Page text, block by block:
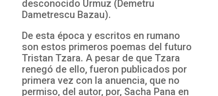
desconocido Urmuz (Demetru
Dametrescu Bazau).
De esta época y escritos en rumano
son estos primeros poemas del futuro
Tristan Tzara. A pesar de que Tzara
renegó de ello, fueron publicados por
primera vez con la anuencia, que no
permiso, del autor, por, Sacha Pana en